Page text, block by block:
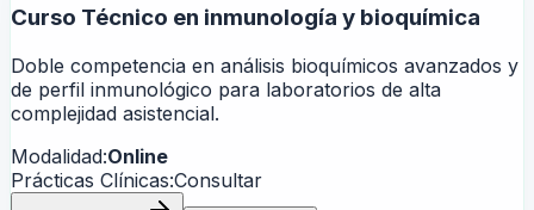
Curso Técnico en inmunología y bioquímica
Doble competencia en análisis bioquímicos avanzados y
de perfil inmunológico para laboratorios de alta
complejidad asistencial.
Modalidad:Online
Prácticas Clínicas:Consultar